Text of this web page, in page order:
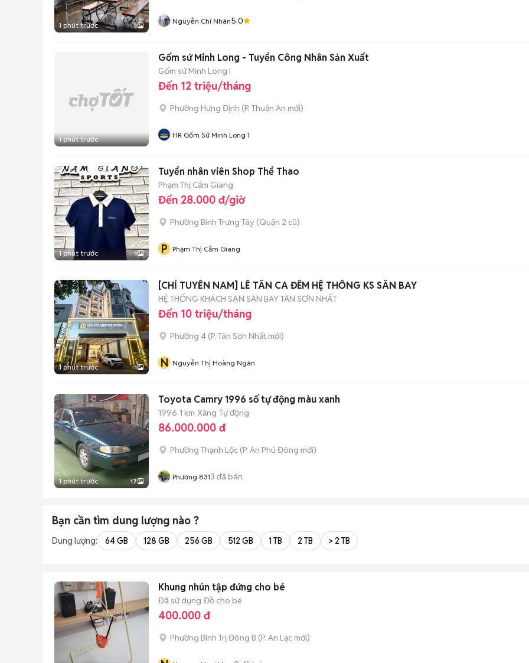
1 phút trước 3 Nguyễn Chí Nhân5.0
1 phút trước
Gốm sứ Minh Long - Tuyển Công Nhân Sản Xuất
Gốm sứ Minh Long I
Đến 12 triệu/tháng
Phường Hưng Định (P. Thuận An mới)
HR Gốm Sứ Minh Long 1
1 phút trước 1
Tuyển nhân viên Shop Thể Thao
Phạm Thị Cẩm Giang
Đến 28.000 đ/giờ
Phường Bình Trưng Tây (Quận 2 cũ)
P Phạm Thị Cẩm Giang
1 phút trước 1
[CHỈ TUYỂN NAM] LỄ TÂN CA ĐÊM HỆ THỐNG KS SÂN BAY
HỆ THỐNG KHÁCH SẠN SÂN BAY TÂN SƠN NHẤT
Đến 10 triệu/tháng
Phường 4 (P. Tân Sơn Nhất mới)
N Nguyễn Thị Hoàng Ngân
1 phút trước 17
Toyota Camry 1996 số tự động màu xanh
1996 1 km Xăng Tự động
86.000.000 đ
Phường Thạnh Lộc (P. An Phú Đông mới)
Phương 8313 đã bán
Bạn cần tìm dung lượng nào ?
Dung lượng: 64 GB 128 GB 256 GB 512 GB 1 TB 2 TB > 2 TB
Khung nhún tập đứng cho bé
Đã sử dụng Đồ cho bé
400.000 đ
Phường Bình Trị Đông B (P. An Lạc mới)